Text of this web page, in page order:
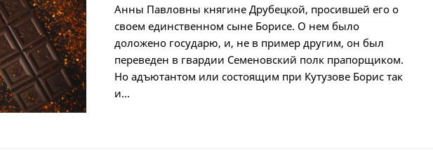
Анны Павловны княгине Друбецкой, просившей его о
своем единственном сыне Борисе. О нем было
доложено государю, и, не в пример другим, он был
переведен в гвардии Семеновский полк прапорщиком.
Но адъютантом или состоящим при Кутузове Борис так
и...